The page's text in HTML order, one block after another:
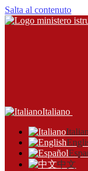
Salta al contenuto
Italiano
中文